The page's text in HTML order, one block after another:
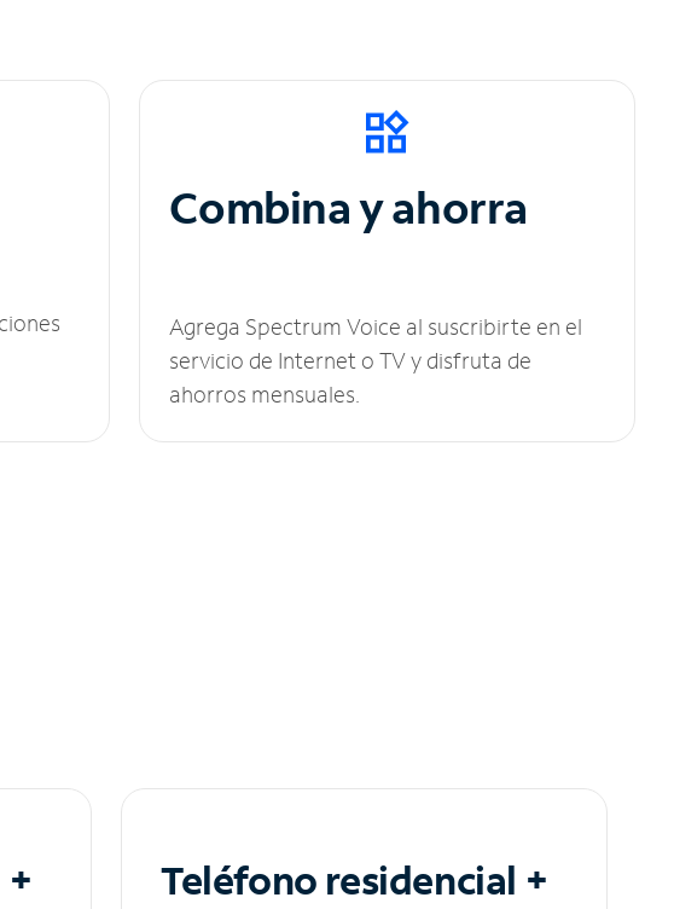
Combina y ahorra
Agrega Spectrum Voice al suscribirte en el
servicio de Internet o TV y disfruta de
ahorros mensuales.
Teléfono residencial +